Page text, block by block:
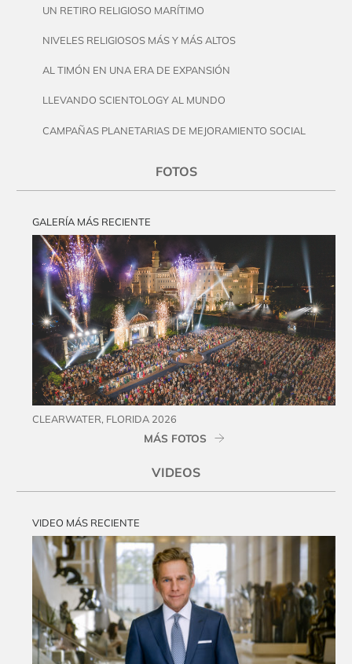
UN RETIRO RELIGIOSO MARÍTIMO
NIVELES RELIGIOSOS MÁS Y MÁS ALTOS
AL TIMÓN EN UNA ERA DE EXPANSIÓN
LLEVANDO SCIENTOLOGY AL MUNDO
CAMPAÑAS PLANETARIAS DE MEJORAMIENTO SOCIAL
FOTOS
GALERÍA MÁS RECIENTE
CLEARWATER, FLORIDA 2026
MÁS FOTOS
VIDEOS
VIDEO MÁS RECIENTE